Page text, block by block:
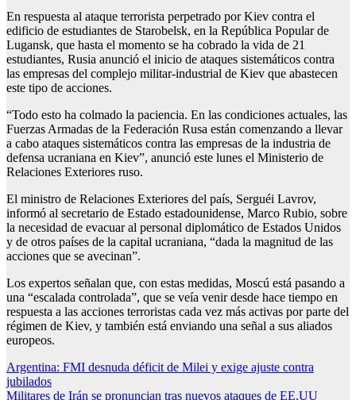
En respuesta al ataque terrorista perpetrado por Kiev contra el
edificio de estudiantes de Starobelsk, en la República Popular de
Lugansk, que hasta el momento se ha cobrado la vida de 21
estudiantes, Rusia anunció el inicio de ataques sistemáticos contra
las empresas del complejo militar-industrial de Kiev que abastecen
este tipo de acciones.
“Todo esto ha colmado la paciencia. En las condiciones actuales, las
Fuerzas Armadas de la Federación Rusa están comenzando a llevar
a cabo ataques sistemáticos contra las empresas de la industria de
defensa ucraniana en Kiev”, anunció este lunes el Ministerio de
Relaciones Exteriores ruso.
El ministro de Relaciones Exteriores del país, Serguéi Lavrov,
informó al secretario de Estado estadounidense, Marco Rubio, sobre
la necesidad de evacuar al personal diplomático de Estados Unidos
y de otros países de la capital ucraniana, “dada la magnitud de las
acciones que se avecinan”.
Los expertos señalan que, con estas medidas, Moscú está pasando a
una “escalada controlada”, que se veía venir desde hace tiempo en
respuesta a las acciones terroristas cada vez más activas por parte del
régimen de Kiev, y también está enviando una señal a sus aliados
europeos.
Navegación
de
Argentina: FMI desnuda déficit de Milei y exige ajuste contra
jubilados
Militares de Irán se pronuncian tras nuevos ataques de EE.UU